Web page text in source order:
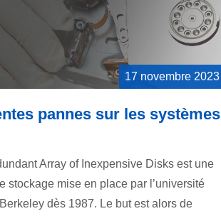
17 novembre 2023
pannes sur les systèmes
Array of Inexpensive Disks est une
stockage mise en place par l’université
dès 1987. Le but est alors de